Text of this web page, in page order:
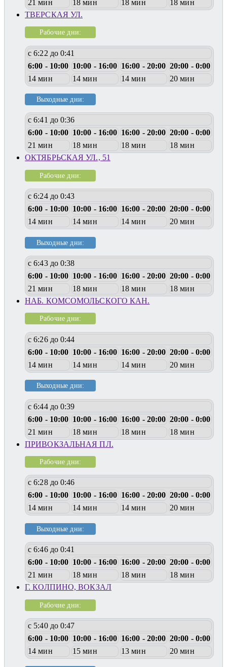
21 мин 18 мин 18 мин
18 мин
ТВЕРСКАЯ УЛ.
Рабочие дни:
с 6:22 до 0:41
6:00 - 10:00 10:00 - 16:00 16:00 - 20:00 20:00 - 0:00
14 мин
14 мин 14 мин 20 мин
Выходные дни:
с 6:41 до 0:36
6:00 - 10:00 10:00 - 16:00 16:00 - 20:00 20:00 - 0:00
21 мин
18 мин 18 мин
18 мин
ОКТЯБРЬСКАЯ УЛ., 51
Рабочие дни:
с 6:24 до 0:43
6:00 - 10:00 10:00 - 16:00 16:00 - 20:00 20:00 - 0:00
14 мин
14 мин 14 мин 20 мин
Выходные дни:
с 6:43 до 0:38
6:00 - 10:00 10:00 - 16:00 16:00 - 20:00 20:00 - 0:00
21 мин
18 мин 18 мин
18 мин
НАБ. КОМСОМОЛЬСКОГО КАН.
Рабочие дни:
с 6:26 до 0:44
6:00 - 10:00 10:00 - 16:00 16:00 - 20:00 20:00 - 0:00
14 мин
14 мин 14 мин 20 мин
Выходные дни:
с 6:44 до 0:39
6:00 - 10:00 10:00 - 16:00 16:00 - 20:00 20:00 - 0:00
21 мин
18 мин 18 мин
18 мин
ПРИВОКЗАЛЬНАЯ ПЛ.
Рабочие дни:
с 6:28 до 0:46
6:00 - 10:00 10:00 - 16:00 16:00 - 20:00 20:00 - 0:00
14 мин
14 мин 14 мин 20 мин
Выходные дни:
с 6:46 до 0:41
6:00 - 10:00 10:00 - 16:00 16:00 - 20:00 20:00 - 0:00
21 мин
18 мин 18 мин
18 мин
Г. КОЛПИНО, ВОКЗАЛ
Рабочие дни:
с 5:40 до 0:47
6:00 - 10:00 10:00 - 16:00 16:00 - 20:00 20:00 - 0:00
14 мин
15 мин 13 мин 20 мин